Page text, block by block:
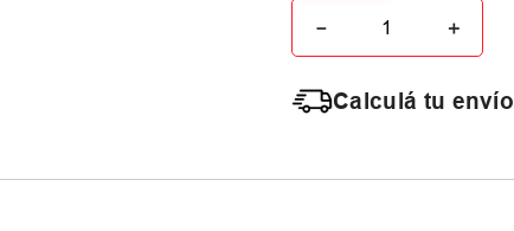
＋
－
Calculá tu envío